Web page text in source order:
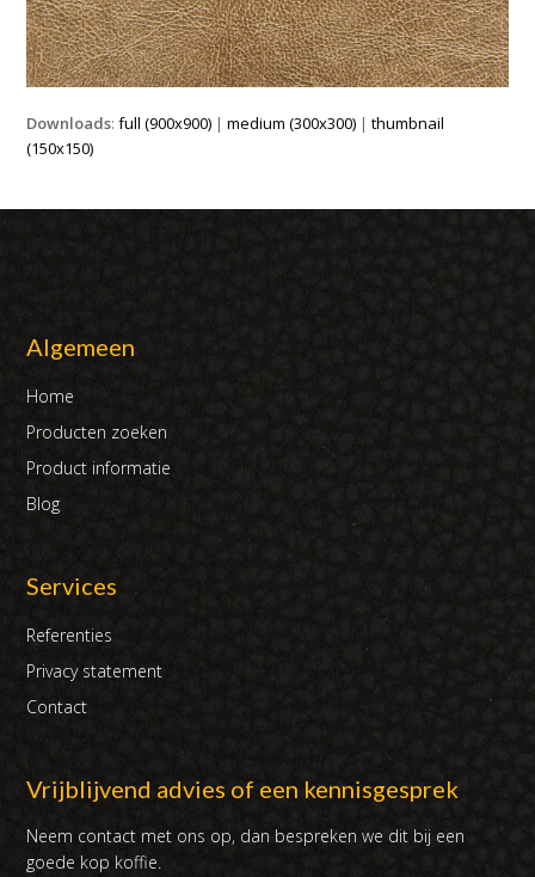
Downloads:full (900x900) |medium (300x300) |thumbnail
(150x150)
Algemeen
Home
Producten zoeken
Product informatie
Blog
Services
Referenties
Privacy statement
Contact
Vrijblijvend advies of een kennisgesprek
Neem contact met ons op, dan bespreken we dit bij een
goede kop koffie.